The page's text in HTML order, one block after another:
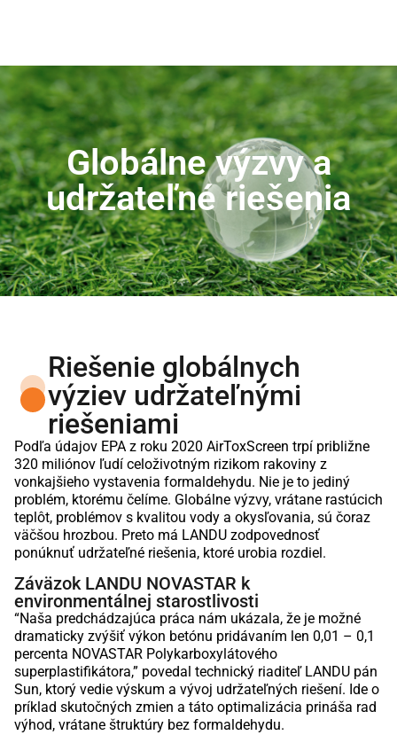
Globálne výzvy a
udržateľné riešenia
Riešenie globálnych
výziev udržateľnými
riešeniami
Podľa údajov EPA z roku 2020 AirToxScreen trpí približne
320 miliónov ľudí celoživotným rizikom rakoviny z
vonkajšieho vystavenia formaldehydu. Nie je to jediný
problém, ktorému čelíme. Globálne výzvy, vrátane rastúcich
teplôt, problémov s kvalitou vody a okysľovania, sú čoraz
väčšou hrozbou. Preto má LANDU zodpovednosť
ponúknuť udržateľné riešenia, ktoré urobia rozdiel.
Záväzok LANDU NOVASTAR k
environmentálnej starostlivosti
“Naša predchádzajúca práca nám ukázala, že je možné
dramaticky zvýšiť výkon betónu pridávaním len 0,01 – 0,1
percenta NOVASTAR Polykarboxylátového
superplastifikátora,” povedal technický riaditeľ LANDU pán
Sun, ktorý vedie výskum a vývoj udržateľných riešení. Ide o
príklad skutočných zmien a táto optimalizácia prináša rad
výhod, vrátane štruktúry bez formaldehydu.